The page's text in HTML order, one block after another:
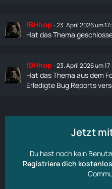
!BHhop 23. April 2026 um
Hat das Thema
!BHhop 23. April 2026 um
Hat das Thema aus dem
Erledigte Bug Reports
Jetzt
Du hast noch kein
Registriere dich kostenlos